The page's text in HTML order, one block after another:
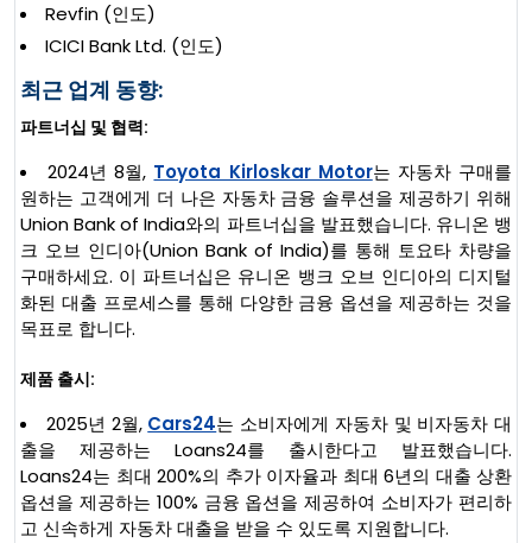
Revfin (인도)
ICICI Bank Ltd. (인도)
최근 업계 동향:
파트너십 및 협력:
2024년 8월, Toyota Kirloskar Motor는 자동차 구매를
원하는 고객에게 더 나은 자동차 금융 솔루션을 제공하기 위해
Union Bank of India와의 파트너십을 발표했습니다. 유니온 뱅
크 오브 인디아(Union Bank of India)를 통해 토요타 차량을
구매하세요. 이 파트너십은 유니온 뱅크 오브 인디아의 디지털
화된 대출 프로세스를 통해 다양한 금융 옵션을 제공하는 것을
목표로 합니다.
제품 출시:
2025년 2월, Cars24는 소비자에게 자동차 및 비자동차 대
출을 제공하는 Loans24를 출시한다고 발표했습니다.
Loans24는 최대 200%의 추가 이자율과 최대 6년의 대출 상환
옵션을 제공하는 100% 금융 옵션을 제공하여 소비자가 편리하
고 신속하게 자동차 대출을 받을 수 있도록 지원합니다.